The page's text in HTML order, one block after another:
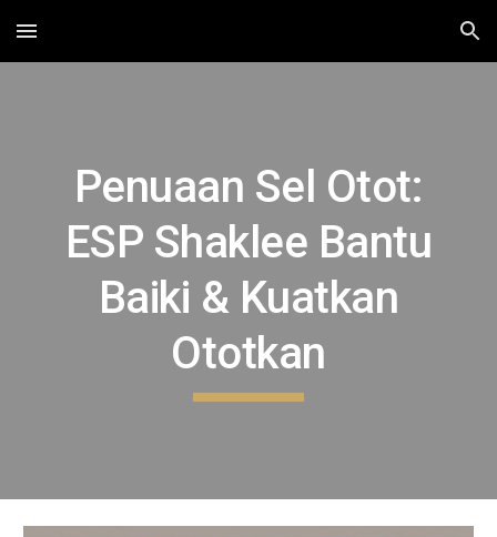
Skip to main content Skip to navigation
Penuaan Sel Otot:
ESP Shaklee Bantu
Baiki & Kuatkan
Ototkan